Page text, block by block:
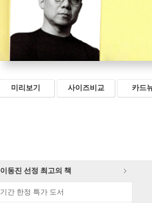
미리보기 사이즈비교 카드
이동진 선정 최고의 책
기간 한정 특가 도서